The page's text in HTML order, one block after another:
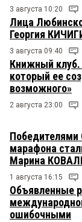
3 августа 10:20
Лица
Георгия
3 августа 09:40
Книжный клуб.
который ее
возможного»
2 августа 23:00
Победителями
марафона
Марина
1 августа 16:15
Объявленные
ошибочными